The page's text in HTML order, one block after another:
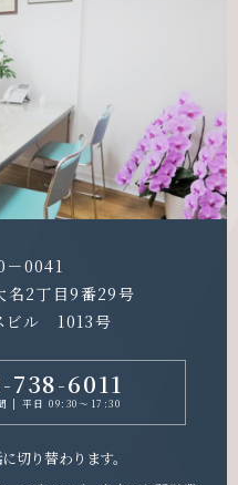
－0041
名2丁目9番29号
ビル 1013号
738-6011
| 平日 09:30～17:30
切り替わります。